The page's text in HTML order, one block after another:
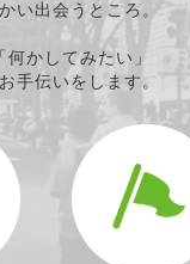
い出会うところ。
かしてみたい」
手伝いをします。